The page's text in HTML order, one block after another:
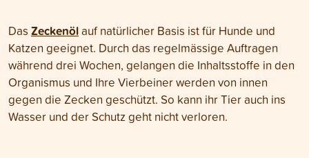
Das Zeckenöl auf natürlicher Basis ist für Hunde und
Katzen geeignet. Durch das regelmässige Auftragen
während drei Wochen, gelangen die Inhaltsstoffe in den
Organismus und Ihre Vierbeiner werden von innen
gegen die Zecken geschützt. So kann ihr Tier auch ins
Wasser und der Schutz geht nicht verloren.